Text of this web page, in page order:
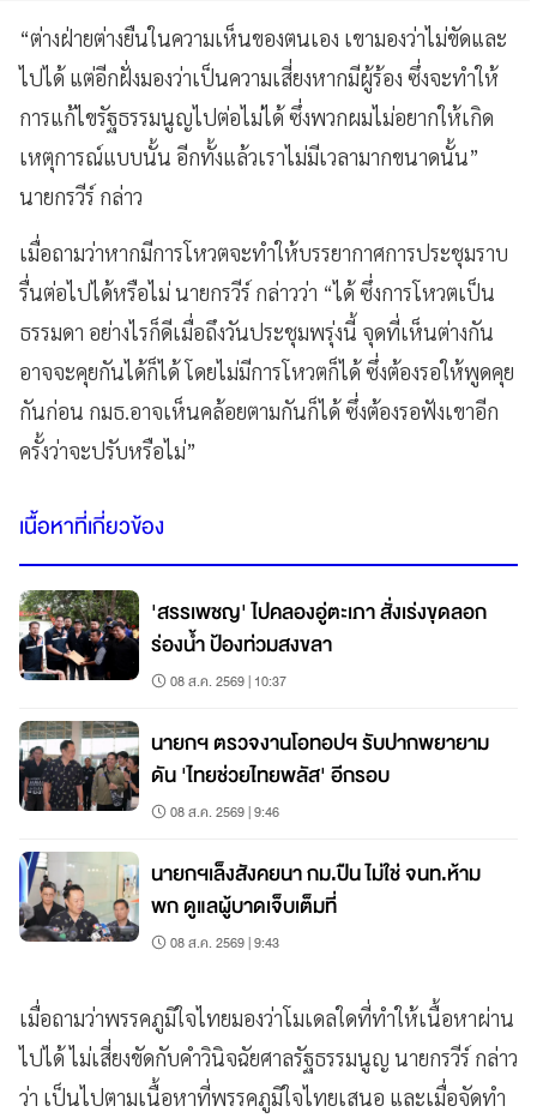
“ต่างฝ่ายต่างยืนในความเห็นของตนเอง เขามองว่าไม่ขัดและ
ไปได้ แต่อีกฝั่งมองว่าเป็นความเสี่ยงหากมีผู้ร้อง ซึ่งจะทำให้
การแก้ไขรัฐธรรมนูญไปต่อไม่ได้ ซึ่งพวกผมไม่อยากให้เกิด
เหตุการณ์แบบนั้น อีกทั้งแล้วเราไม่มีเวลามากขนาดนั้น”
นายกรวีร์ กล่าว
เมื่อถามว่าหากมีการโหวตจะทำให้บรรยากาศการประชุมราบ
รื่นต่อไปได้หรือไม่ นายกรวีร์ กล่าวว่า “ได้ ซึ่งการโหวตเป็น
ธรรมดา อย่างไรก็ดีเมื่อถึงวันประชุมพรุ่งนี้ จุดที่เห็นต่างกัน
อาจจะคุยกันได้ก็ได้ โดยไม่มีการโหวตก็ได้ ซึ่งต้องรอให้พูดคุย
กันก่อน กมธ.อาจเห็นคล้อยตามกันก็ได้ ซึ่งต้องรอฟังเขาอีก
ครั้งว่าจะปรับหรือไม่”
เนื้อหาที่เกี่ยวข้อง
'สรรเพชญ' ไปคลองอู่ตะเภา สั่งเร่งขุดลอก
ร่องน้ำ ป้องท่วมสงขลา
08 ส.ค. 2569 | 10:37
นายกฯ ตรวจงานโอทอปฯ รับปากพยายาม
ดัน 'ไทยช่วยไทยพลัส' อีกรอบ
08 ส.ค. 2569 | 9:46
นายกฯเล็งสังคยนา กม.ปืน ไม่ใช่ จนท.ห้าม
พก ดูแลผู้บาดเจ็บเต็มที่
08 ส.ค. 2569 | 9:43
เมื่อถามว่าพรรคภูมิใจไทยมองว่าโมเดลใดที่ทำให้เนื้อหาผ่าน
ไปได้ ไม่เสี่ยงขัดกับคำวินิจฉัยศาลรัฐธรรมนูญ นายกรวีร์ กล่าว
ว่า เป็นไปตามเนื้อหาที่พรรคภูมิใจไทยเสนอ และเมื่อจัดทำ